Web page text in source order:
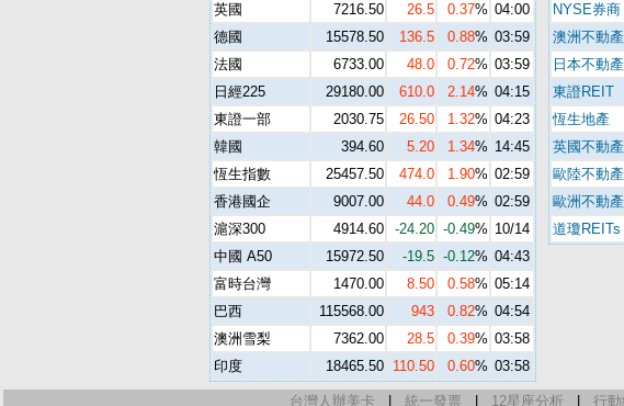
英國
7216.50 26.5 0.37% 04:00
德國
15578.50 136.5 0.88% 03:59
法國
6733.00 48.0 0.72% 03:59
日經225
29180.00 610.0 2.14% 04:15
東證一部
2030.75 26.50 1.32% 04:23
韓國
394.60 5.20 1.34% 14:45
恆生指數
25457.50 474.0 1.90% 02:59
香港國企
9007.00 44.0 0.49% 02:59
滬深300
4914.60 -24.20 -0.49% 10/14
中國 A50
15972.50 -19.5 -0.12% 04:43
富時台灣
1470.00 8.50 0.58% 05:14
巴西
115568.00 943 0.82% 04:54
澳洲雪梨
7362.00 28.5 0.39% 03:58
印度
18465.50 110.50 0.60% 03:58
NYSE券商
澳洲不動產
日本不動產
東證REIT
恆生地產
英國不動產
歐陸不動產
歐洲不動產
道瓊REITs
台灣人辦美卡| 統一發票 12星座分析 行